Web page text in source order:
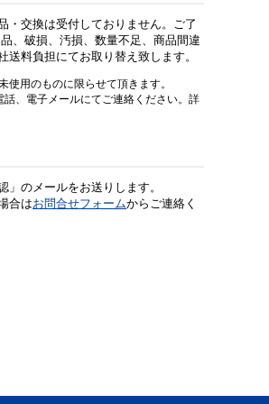
・交換は受付しておりません。ご了
、破損、汚損、数量不足、商品間違
送料負担にてお取り替え致します。
用のものに限らせて頂きます。
、電子メールにてご連絡ください。詳
」のメールをお送りします。
合はお問合せフォームからご連絡く